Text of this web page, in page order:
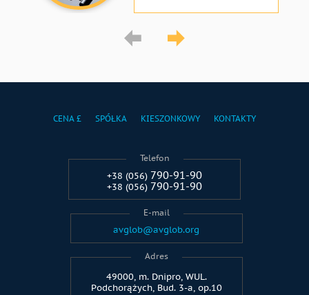
CENA £ SPÓŁKA KIESZONKOWY KONTAKTY
Telefon
+38 (056) 790-91-90
+38 (056) 790-91-90
E-mail
avglob@avglob.org
Adres
49000, m. Dnipro, WUL.
Podchorążych, Bud. 3-a, op.10